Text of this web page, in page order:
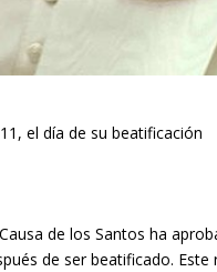
el día de su beatificación
de los San­tos ha
de ser beati­ficado.